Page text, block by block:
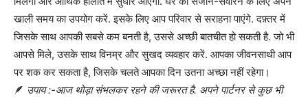
खाली समय का उपयोग करें. इसके लिए आप परिवार से सराहना पाएंगे. दफ़्तर में
जिसके साथ आपकी सबसे कम बनती है, उससे अच्छी बातचीत हो सकती है. जो भी
आपसे मिले, उसके साथ विनम्र और सुखद व्यवहार करें. आपका जीवनसाथी आप
पर शक कर सकता है, जिसके चलते आपका दिन उतना अच्छा नहीं रहेगा।
🪶 उपाय :-आज थोड़ा संभलकर रहने की जरूरत है. अपने पार्टनर से कुछ भी